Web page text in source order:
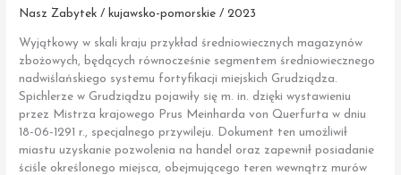
Nasz Zabytek / kujawsko-pomorskie / 2023
Wyjątkowy w skali kraju przykład średniowiecznych magazynów
zbożowych, będących równocześnie segmentem średniowiecznego
nadwiślańskiego systemu fortyfikacji miejskich Grudziądza.
Spichlerze w Grudziądzu pojawiły się m. in. dzięki wystawieniu
przez Mistrza krajowego Prus Meinharda von Querfurta w dniu
18-06-1291 r., specjalnego przywileju. Dokument ten umożliwił
miastu uzyskanie pozwolenia na handel oraz zapewnił posiadanie
ściśle określonego miejsca, obejmującego teren wewnątrz murów